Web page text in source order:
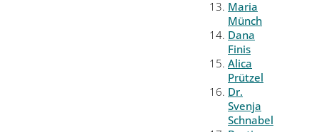
Maria
Münch
Dana
Finis
Alica
Prützel
Dr.
Svenja
Schnabel